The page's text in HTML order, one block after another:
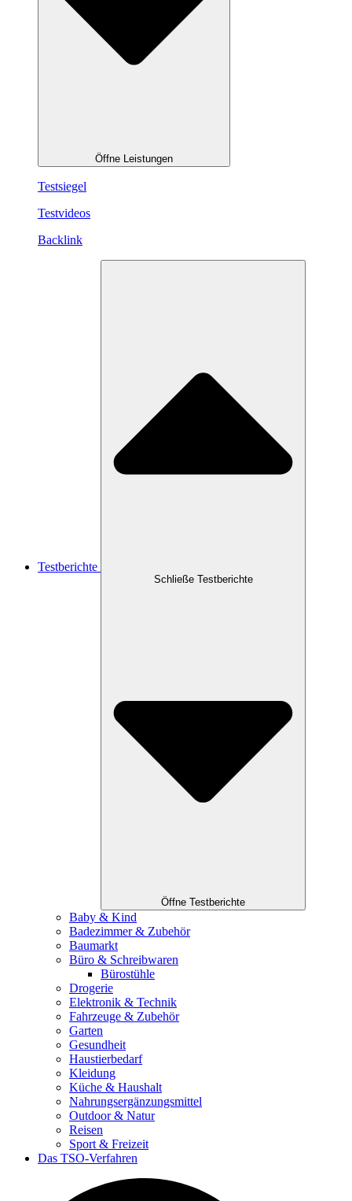
Öffne Leistungen
Testsiegel
Testvideos
Backlink
Testberichte
Schließe Testberichte
Öffne Testberichte
Baby & Kind
Badezimmer & Zubehör
Baumarkt
Büro & Schreibwaren
Bürostühle
Drogerie
Elektronik & Technik
Fahrzeuge & Zubehör
Garten
Gesundheit
Haustierbedarf
Kleidung
Küche & Haushalt
Nahrungsergänzungsmittel
Outdoor & Natur
Reisen
Sport & Freizeit
Das TSO-Verfahren